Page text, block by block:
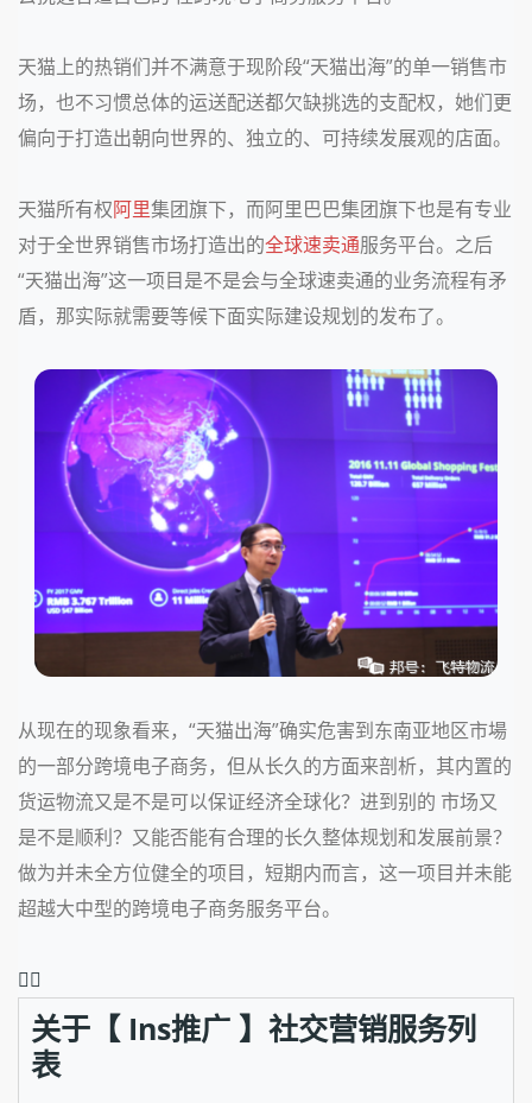
天猫上的热销们并不满意于现阶段“天猫出海”的单一销售市
场，也不习惯总体的运送配送都欠缺挑选的支配权，她们更
偏向于打造出朝向世界的、独立的、可持续发展观的店面。
天猫所有权阿里集团旗下，而阿里巴巴集团旗下也是有专业
对于全世界销售市场打造出的全球速卖通服务平台。之后
“天猫出海”这一项目是不是会与全球速卖通的业务流程有矛
盾，那实际就需要等候下面实际建设规划的发布了。
从现在的现象看来，“天猫出海”确实危害到东南亚地区市場
的一部分跨境电子商务，但从长久的方面来剖析，其内置的
货运物流又是不是可以保证经济全球化？进到别的 市场又
是不是顺利？又能否能有合理的长久整体规划和发展前景？
做为并未全方位健全的项目，短期内而言，这一项目并未能
超越大中型的跨境电子商务服务平台。
❤️‍🔥
关于【 Ins推广 】社交营销服务列
表